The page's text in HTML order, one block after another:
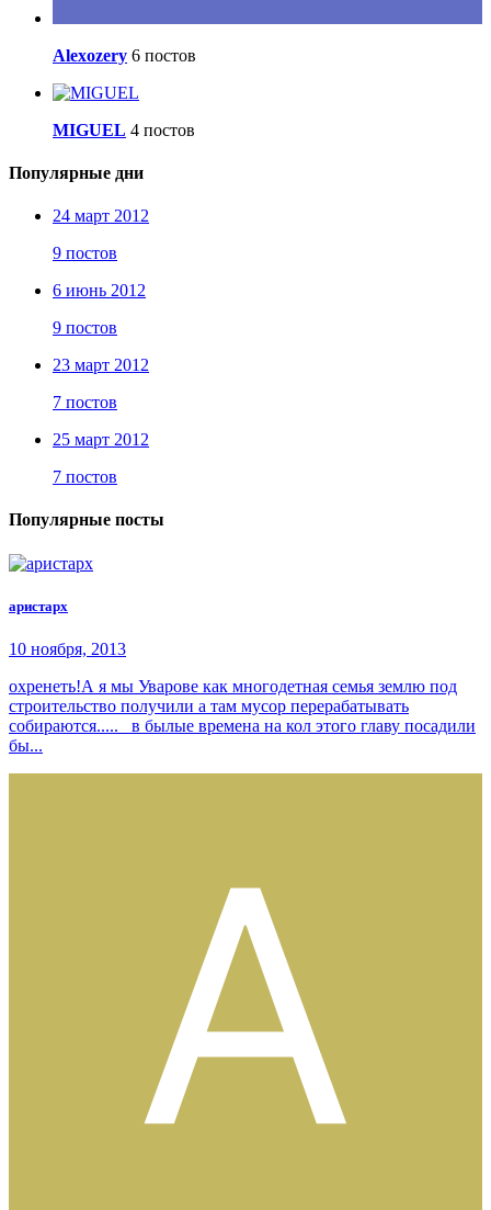
Alexozery 6 постов
MIGUEL 4 постов
Популярные дни
24 март 2012
9 постов
6 июнь 2012
9 постов
23 март 2012
7 постов
25 март 2012
7 постов
Популярные посты
аристарх
10 ноября, 2013
охренеть!А я мы Уварове как многодетная семья землю под
строительство получили а там мусор перерабатывать
собираются..... в былые времена на кол этого главу посадили
бы...